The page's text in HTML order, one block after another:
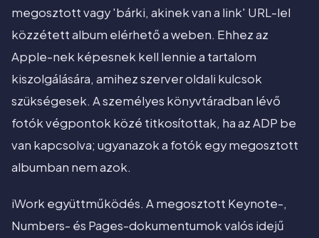
megosztott vagy 'bárki, akinek van a link' URL-lel
közzétett album elérhető a weben. Ehhez az
Apple-nek képesnek kell lennie a tartalom
kiszolgálására, amihez szerver oldali kulcsok
szükségesek. A személyes könyvtáradban lévő
fotók végpontok közé titkosítottak, ha az ADP be
van kapcsolva; ugyanazok a fotók egy megosztott
albumban nem azok.
iWork együttműködés. A megosztott Keynote-,
Numbers- és Pages-dokumentumok valós idejű